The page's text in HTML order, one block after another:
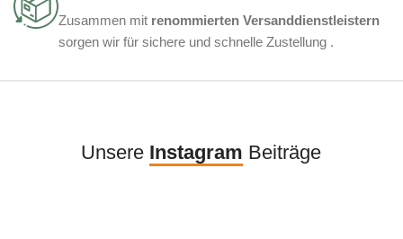
Zusammen mit renommierten Versanddienstleistern
sorgen wir für sichere und schnelle Zustellung .
Unsere Instagram Beiträge